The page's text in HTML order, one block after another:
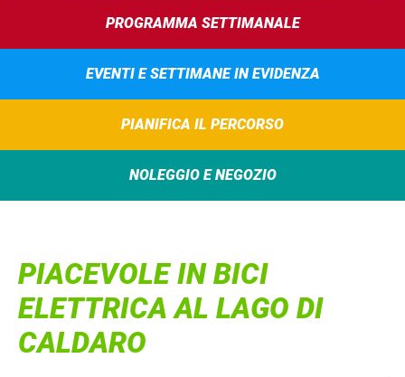
PROGRAMMA SETTIMANALE
EVENTI E SETTIMANE IN EVIDENZA
PIANIFICA IL PERCORSO
NOLEGGIO E NEGOZIO
PIACEVOLE IN BICI
ELETTRICA AL LAGO DI
CALDARO